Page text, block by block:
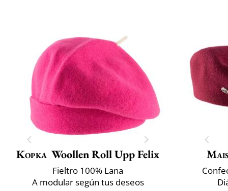
Kopka Woollen Roll Upp Felix
Fieltro 100% Lana
A modular según tus deseos